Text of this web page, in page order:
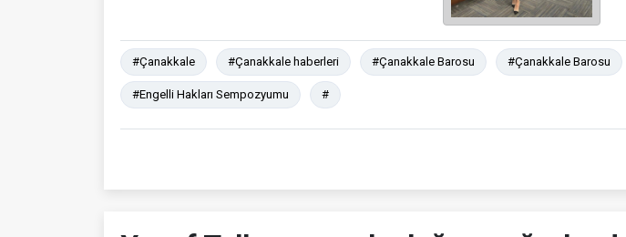
#Çanakkale #Çanakkale haberleri #Çanakkale Barosu #Çanakkale Barosu
#Engelli Hakları Sempozyumu #